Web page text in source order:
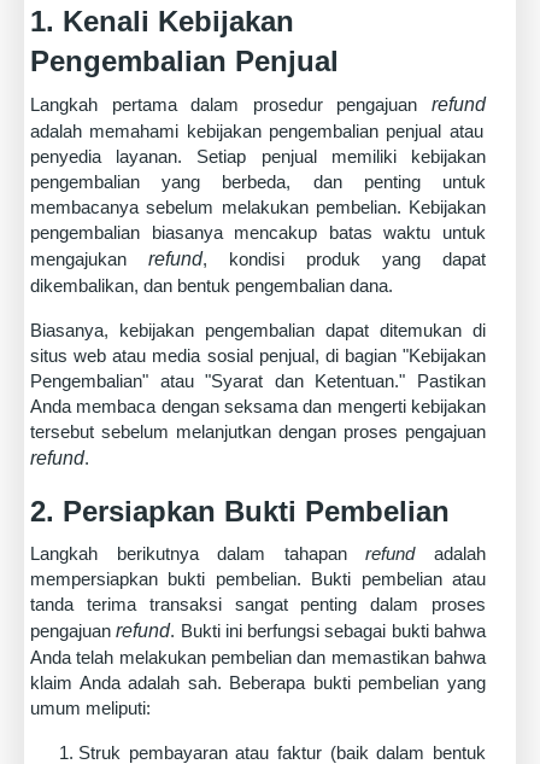
1. Kenali Kebijakan
Pengembalian Penjual
Langkah pertama dalam prosedur pengajuan refund
adalah memahami kebijakan pengembalian penjual atau
penyedia layanan. Setiap penjual memiliki kebijakan
pengembalian yang berbeda, dan penting untuk
membacanya sebelum melakukan pembelian. Kebijakan
pengembalian biasanya mencakup batas waktu untuk
mengajukan refund, kondisi produk yang dapat
dikembalikan, dan bentuk pengembalian dana.
Biasanya, kebijakan pengembalian dapat ditemukan di
situs web atau media sosial penjual, di bagian "Kebijakan
Pengembalian" atau "Syarat dan Ketentuan." Pastikan
Anda membaca dengan seksama dan mengerti kebijakan
tersebut sebelum melanjutkan dengan proses pengajuan
refund.
2. Persiapkan Bukti Pembelian
Langkah berikutnya dalam tahapanrefundadalah
mempersiapkan bukti pembelian. Bukti pembelian atau
tanda terima transaksi sangat penting dalam proses
pengajuanrefund. Bukti ini berfungsi sebagai bukti bahwa
Anda telah melakukan pembelian dan memastikan bahwa
klaim Anda adalah sah. Beberapa bukti pembelian yang
umum meliputi:
Struk pembayaran atau faktur (baik dalam bentuk